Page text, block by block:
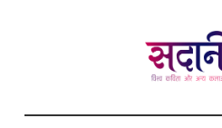
सदानीरा